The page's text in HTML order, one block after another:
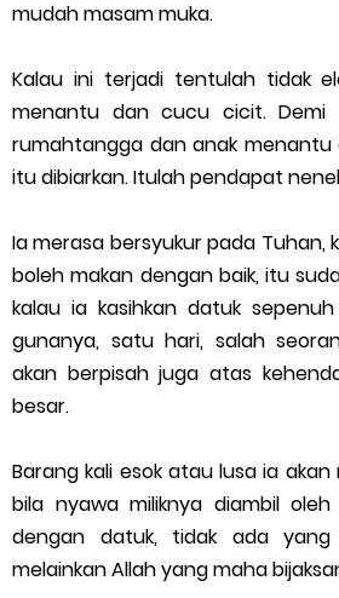
mudah masam muka.
Kalau ini terjadi tentulah tidak
menantu dan cucu cicit. Demi
rumahtangga dan anak menantu
itu dibiarkan. Itulah pendapat
Ia merasa bersyukur pada Tuhan,
boleh makan dengan baik, itu
kalau ia kasihkan datuk
gunanya, satu hari, salah
akan berpisah juga atas
besar.
Barang kali esok atau lusa ia
bila nyawa miliknya diambil
dengan datuk, tidak ada
melainkan Allah yang maha